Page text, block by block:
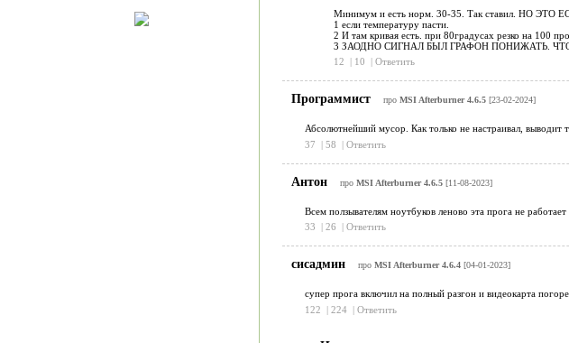
Минимум и есть норм. 30-35. Так ставил. НО ЭТО
1 если температуру пасти.
2 И там кривая есть. при 80градусах резко на 100
3 ЗАОДНО СИГНАЛ БЫЛ ГРАФОН ПОНИЖАТЬ.
12
| 10 | Ответить
Программист про MSI Afterburner 4.6.5[23-02-2024]
Абсолютнейший мусор. Как только не настраивал, выводит
37
| 58 | Ответить
Антон про MSI Afterburner 4.6.5[11-08-2023]
Всем ползывателям ноутбуков леново эта прога не работает
33
| 26 | Ответить
сисадмин про MSI Afterburner 4.6.4[04-01-2023]
супер прога включил на полный разгон и видеокарта
122
| 224 | Ответить